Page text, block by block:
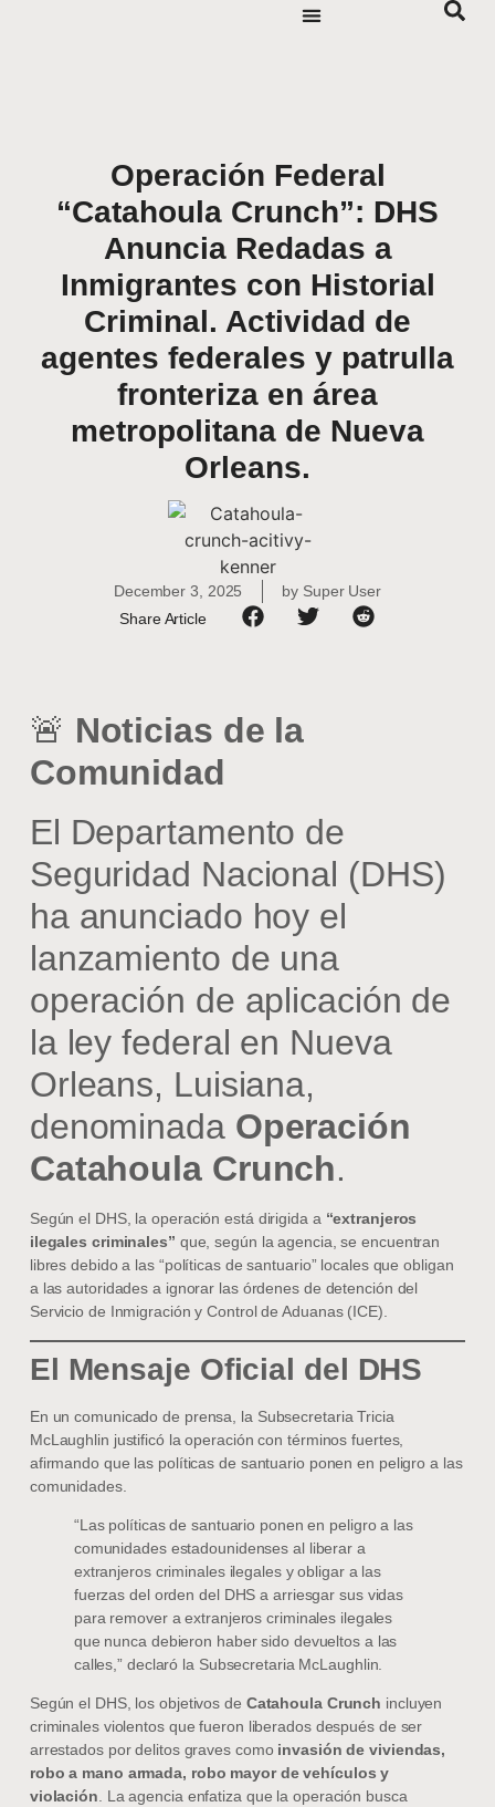
Operación Federal
“Catahoula Crunch”: DHS
Anuncia Redadas a
Inmigrantes con Historial
Criminal. Actividad de
agentes federales y patrulla
fronteriza en área
metropolitana de Nueva
Orleans.
December 3, 2025 by Super User
Share Article
🚨 Noticias de la
Comunidad
El Departamento de
Seguridad Nacional (DHS)
ha anunciado hoy el
lanzamiento de una
operación de aplicación de
la ley federal en Nueva
Orleans, Luisiana,
denominada Operación
Catahoula Crunch.
Según el DHS, la operación está dirigida a “extranjeros
ilegales criminales” que, según la agencia, se encuentran
libres debido a las “políticas de santuario” locales que obligan
a las autoridades a ignorar las órdenes de detención del
Servicio de Inmigración y Control de Aduanas (ICE).
El Mensaje Oficial del DHS
En un comunicado de prensa, la Subsecretaria Tricia
McLaughlin justificó la operación con términos fuertes,
afirmando que las políticas de santuario ponen en peligro a las
comunidades.
“Las políticas de santuario ponen en peligro a las
comunidades estadounidenses al liberar a
extranjeros criminales ilegales y obligar a las
fuerzas del orden del DHS a arriesgar sus vidas
para remover a extranjeros criminales ilegales
que nunca debieron haber sido devueltos a las
calles,” declaró la Subsecretaria McLaughlin.
Según el DHS, los objetivos de Catahoula Crunch incluyen
criminales violentos que fueron liberados después de ser
arrestados por delitos graves como invasión de viviendas,
robo a mano armada, robo mayor de vehículos y
violación. La agencia enfatiza que la operación busca